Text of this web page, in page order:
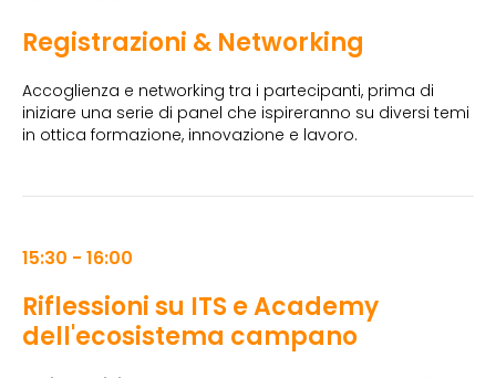
Registrazioni & Networking
Accoglienza e networking tra i partecipanti, prima di
iniziare una serie di panel che ispireranno su diversi temi
in ottica formazione, innovazione e lavoro.
15:30 - 16:00
Riflessioni su ITS e Academy
dell'ecosistema campano